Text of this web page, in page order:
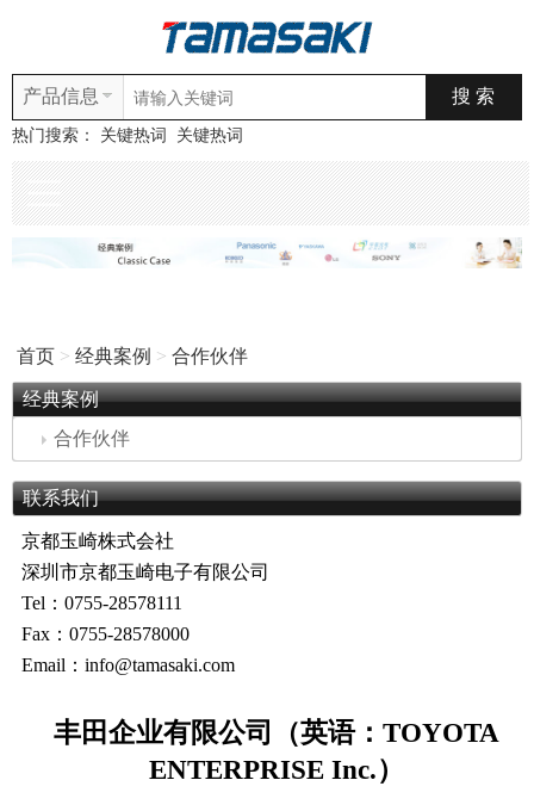
产品信息
热门搜索： 关键热词 关键热词
首页 > 经典案例 > 合作伙伴
经典案例
合作伙伴
联系我们
京都玉崎株式会社
深圳市京都玉崎电子有限公司
Tel：0755-28578111
Fax：0755-28578000
Email：info@tamasaki.com
丰田企业有限公司（英语：TOYOTA
ENTERPRISE Inc.）